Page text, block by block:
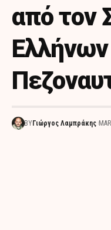
από τον
BY Γιώργος Λαμπράκης